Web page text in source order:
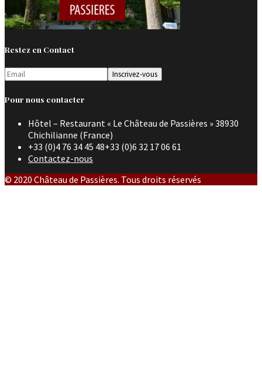
Restez en Contact
Pour nous contacter
Hôtel – Restaurant « Le Château de Passières » 38930
Chichilianne (France)
+33 (0)4 76 34 45 48+33 (0)6 32 17 06 61
Contactez-nous
© 2020 Château de Passières. Tous droits réservés